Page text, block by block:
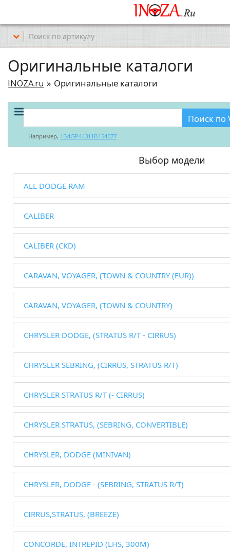
Офис обслуживания г.Краснодар (KRD) Куликова Поля 2 (магазин
Оригинальные каталоги
INOZA.ru Оригинальные каталоги
Поиск по
Например, 1B4GP44311B154077
Выбор модели
ALL DODGE RAM
CALIBER
CALIBER (CKD)
CARAVAN, VOYAGER, (TOWN & COUNTRY (EUR))
CARAVAN, VOYAGER, (TOWN & COUNTRY)
CHRYSLER DODGE, (STRATUS R/T - CIRRUS)
CHRYSLER SEBRING, (CIRRUS, STRATUS R/T)
CHRYSLER STRATUS R/T (- CIRRUS)
CHRYSLER STRATUS, (SEBRING, CONVERTIBLE)
CHRYSLER, DODGE (MINIVAN)
CHRYSLER, DODGE - (SEBRING, STRATUS R/T)
CIRRUS,STRATUS, (BREEZE)
CONCORDE, INTREPID (LHS, 300M)